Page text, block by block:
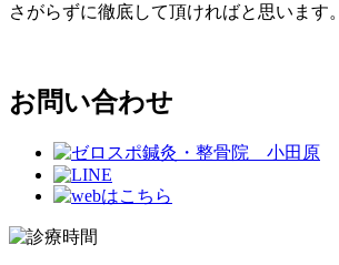
さがらずに徹底して頂ければと思います。
お問い合わせ